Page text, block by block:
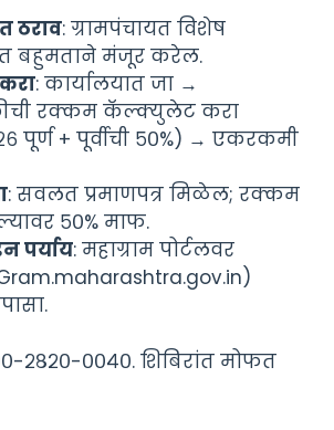
ठराव: ग्रामपंचायत विशेष
बहुमताने मंजूर करेल.
: कार्यालयात जा →
रक्कम कॅल्क्युलेट करा
पूर्ण + पूर्वीची ५०%) → एकरकमी
: सवलत प्रमाणपत्र मिळेल; रक्कम
५०% माफ.
पर्याय: महाग्राम पोर्टलवर
२८२०-००४०. शिबिरांत मोफत